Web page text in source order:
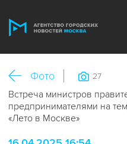
Фото
Встреча министров
предпринимателями на
«Лето в Москве»
27